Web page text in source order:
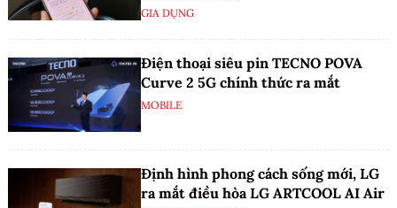
GIA DỤNG
Điện thoại siêu pin TECNO POVA
Curve 2 5G chính thức ra mắt
MOBILE
Định hình phong cách sống mới, LG
ra mắt điều hòa LG ARTCOOL AI Air